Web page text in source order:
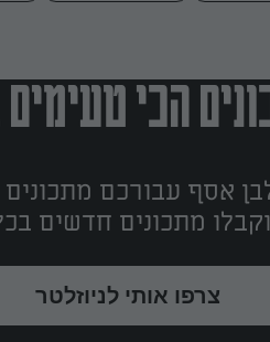
הכי
אסף עבורכם
מתכונים חדשים
צרפו אותי לניוזלטר